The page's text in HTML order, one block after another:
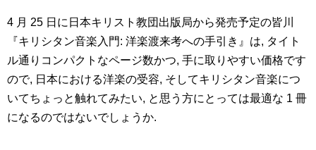
4 月 25 日に日本キリスト教団出版局から発売予定の皆川
『キリシタン音楽入門: 洋楽渡来考への手引き』は, タイト
ル通りコンパクトなページ数かつ, 手に取りやすい価格です
ので, 日本における洋楽の受容, そしてキリシタン音楽につ
いてちょっと触れてみたい, と思う方にとっては最適な 1 冊
になるのではないでしょうか.